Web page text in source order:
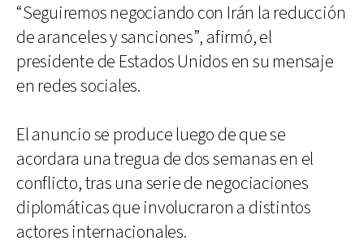
“Seguiremos negociando con Irán la reducción
de aranceles y sanciones”, afirmó, el
presidente de Estados Unidos en su mensaje
en redes sociales.
El anuncio se produce luego de que se
acordara una tregua de dos semanas en el
conflicto, tras una serie de negociaciones
diplomáticas que involucraron a distintos
actores internacionales.